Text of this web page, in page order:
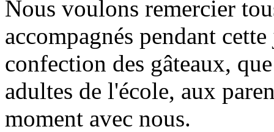
Nous voulons remercier
accompagnés pendant
confection des gâteaux,
adultes de l'école, aux
moment avec nous.